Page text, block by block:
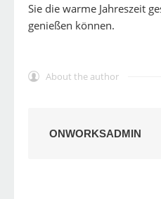
Sie die warme Jahreszeit
genießen können.
About the author
ONWORKSADMIN